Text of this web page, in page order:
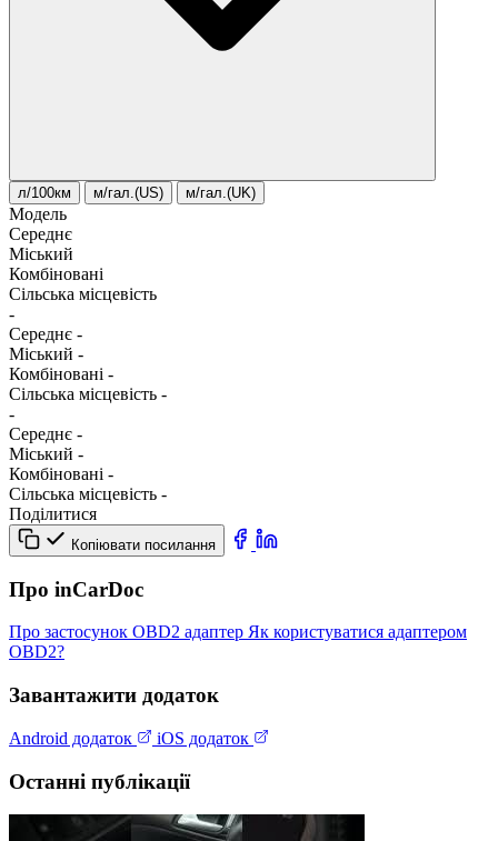
л/100км м/гал.(US) м/гал.(UK)
Модель
Середнє
Міський
Комбіновані
Сільська місцевість
-
Середнє -
Міський -
Комбіновані -
Сільська місцевість -
-
Середнє -
Міський -
Комбіновані -
Сільська місцевість -
Поділитися
Копіювати посилання
Про inCarDoc
Про застосунок OBD2 адаптер Як користуватися адаптером
OBD2?
Завантажити додаток
Android додаток iOS додаток
Останні публікації